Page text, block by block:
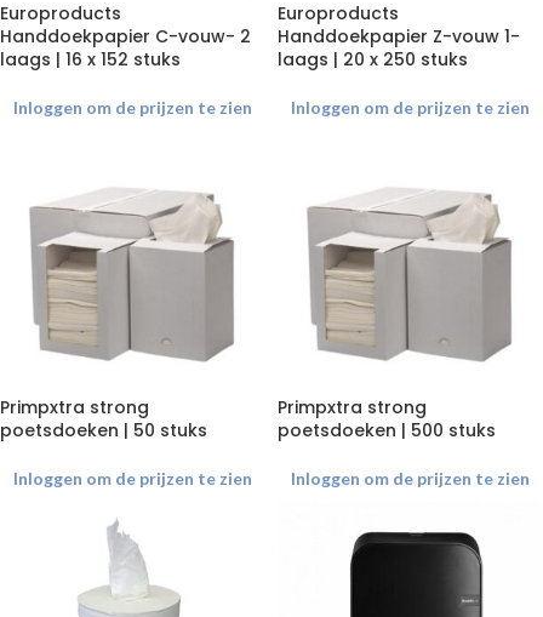
Europroducts
Handdoekpapier C-vouw- 2
laags | 16 x 152 stuks
Inloggen om de prijzen te zien
Europroducts
Handdoekpapier Z-vouw 1-
laags | 20 x 250 stuks
Inloggen om de prijzen te zien
Primpxtra strong
poetsdoeken | 50 stuks
Inloggen om de prijzen te zien
Primpxtra strong
poetsdoeken | 500 stuks
Inloggen om de prijzen te zien